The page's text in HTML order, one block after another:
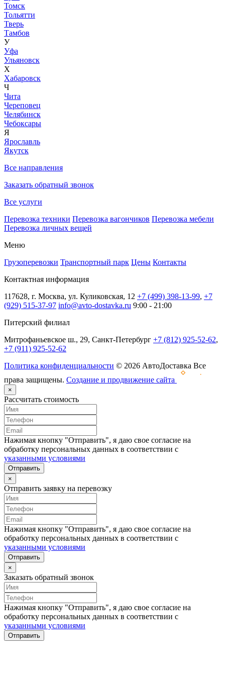
Томск
Тольятти
Тверь
Тамбов
У
Уфа
Ульяновск
Х
Хабаровск
Ч
Чита
Череповец
Челябинск
Чебоксары
Я
Ярославль
Якутск
Все направления
Заказать обратный звонок
Все услуги
Перевозка техники Перевозка вагончиков Перевозка мебели
Перевозка личных вещей
Меню
Грузоперевозки Транспортный парк Цены Контакты
Контактная информация
117628, г. Москва, ул. Куликовская, 12 +7 (499) 398-13-99, +7
(929) 515-37-97 info@avto-dostavka.ru 9:00 - 21:00
Питерский филиал
Митрофаньевское ш., 29, Санкт-Петербург +7 (812) 925-52-62,
+7 (911) 925-52-62
Политика конфиденциальности © 2026 АвтоДоставка Все
права защищены. Создание и продвижение сайта
×
Рассчитать стоимость
Нажимая кнопку "Отправить", я даю свое согласие на
обработку персональных данных в соответствии с
указанными условиями
Отправить
×
Отправить заявку на перевозку
Нажимая кнопку "Отправить", я даю свое согласие на
обработку персональных данных в соответствии с
указанными условиями
Отправить
×
Заказать обратный звонок
Нажимая кнопку "Отправить", я даю свое согласие на
обработку персональных данных в соответствии с
указанными условиями
Отправить